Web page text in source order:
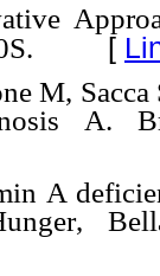
[
M,
A.
A